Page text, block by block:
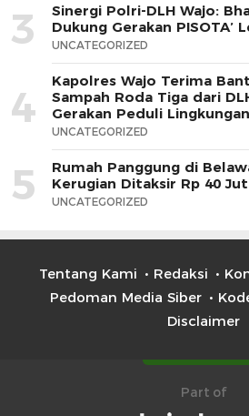
3
Sinergi Polri-DLH Wajo:
Dukung Gerakan PISOTA’
UNCATEGORIZED
4
Kapolres Wajo Terima
Sampah Roda Tiga dari
Gerakan Peduli Lingkungan
UNCATEGORIZED
5
Rumah Panggung di
Kerugian Ditaksir Rp 40
UNCATEGORIZED
Tentang Kami Redaksi
Pedoman Media Siber
Disclaimer
Part of